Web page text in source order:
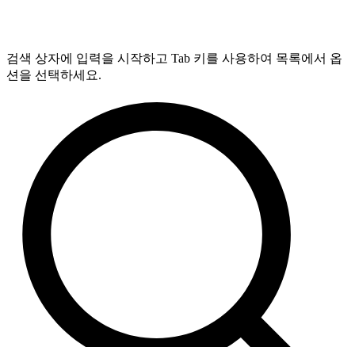
검색 상자에 입력을 시작하고 Tab 키를 사용하여 목록에서 옵
션을 선택하세요.